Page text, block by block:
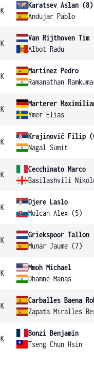
Karatsev Aslan (8)
Andujar Pablo
Van Rijthoven Tim
Albot Radu
Martinez Pedro
Ramanathan
Marterer
Ymer Elias
Krajinovič Filip
Nagal Sumit
Cecchinato Marco
Basilashvili
Djere Laslo
Molcan Alex (5)
Griekspoor Tallon
Munar Jaume (7)
Mmoh Michael
Dhamne Manas
Carballes Baena
Zapata Miralles
Bonzi Benjamin
Tseng Chun Hsin